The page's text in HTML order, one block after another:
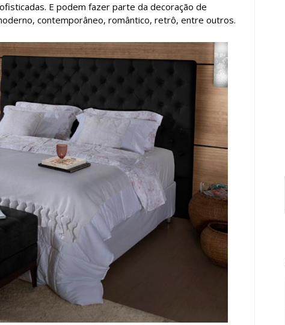
E podem fazer parte da decoração de
contemporâneo, romântico, retrô, entre outros.